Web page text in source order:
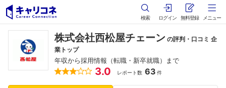
検索 ログイン 無料登録 メニュー
株式会社西松屋チェーン の評判・口コミ 企
業トップ
年収から採用情報（転職・新卒就職）まで
3.0 レポート数 63 件